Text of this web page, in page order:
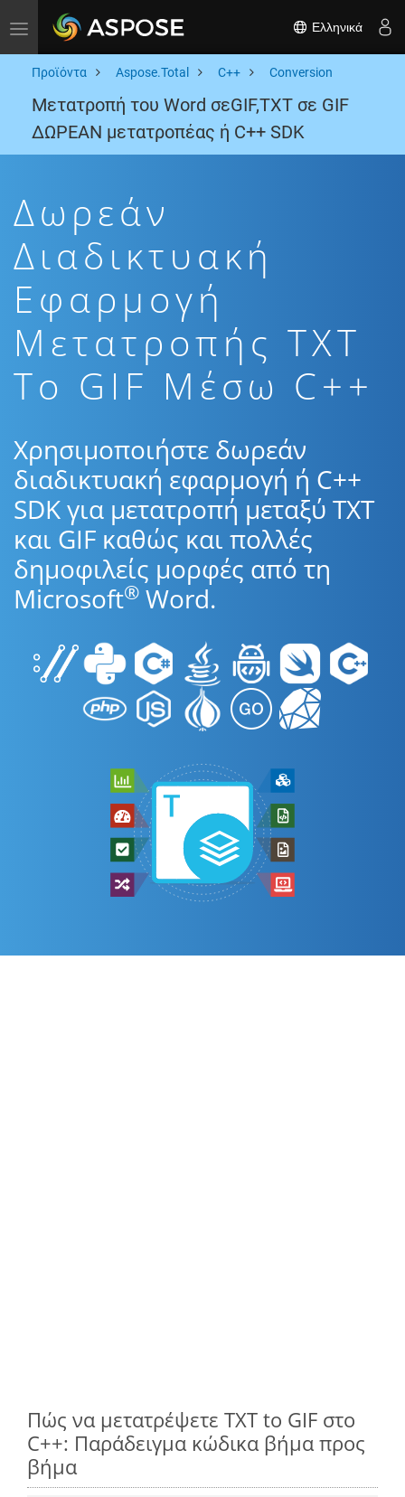
Toggle navigation Ελληνικά
Προϊόντα Aspose.Total C++ Conversion
Μετατροπή του Word σεGIF,TXT σε GIF
ΔΩΡΕΑΝ μετατροπέας ή C++ SDK
Δωρεάν
Διαδικτυακή
Εφαρμογή
Μετατροπής TXT
To GIF Μέσω C++
Χρησιμοποιήστε δωρεάν
διαδικτυακή εφαρμογή ή C++
SDK για μετατροπή μεταξύ TXT
και GIF καθώς και πολλές
δημοφιλείς μορφές από τη
Microsoft® Word.
Πώς να μετατρέψετε TXT to GIF στο
C++: Παράδειγμα κώδικα βήμα προς
βήμα